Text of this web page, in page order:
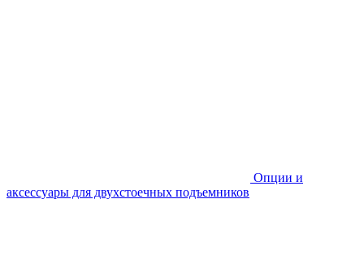
Опции и
аксессуары для двухстоечных подъемников